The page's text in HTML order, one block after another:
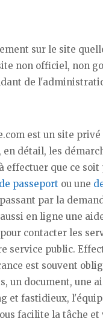
sur le site
non officiel, non
de
est un site
en détail, les
effectuer que ce soit
passeport ou une
par la
en ligne une
contacter les
service public.
est souvent
un document, une
et fastidieux,
facilite la tâche et